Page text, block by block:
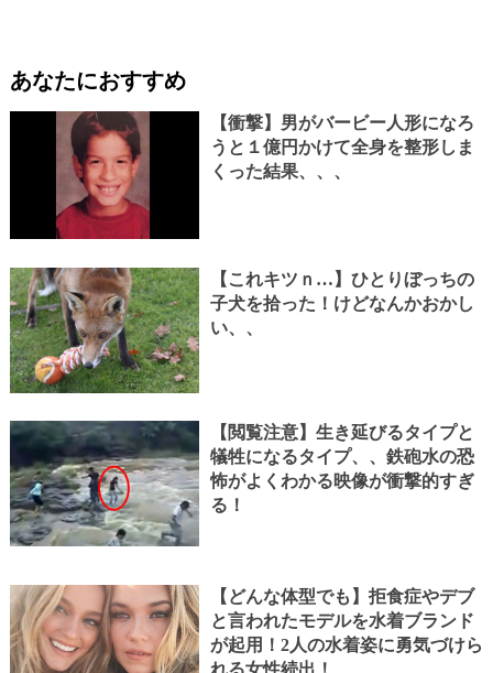
あなたにおすすめ
【衝撃】男がバービー人形になろ
うと１億円かけて全身を整形しま
くった結果、、、
【これキツｎ…】ひとりぼっちの
子犬を拾った！けどなんかおかし
い、、
【閲覧注意】生き延びるタイプと
犠牲になるタイプ、、鉄砲水の恐
怖がよくわかる映像が衝撃的すぎ
る！
【どんな体型でも】拒食症やデブ
と言われたモデルを水着ブランド
が起用！2人の水着姿に勇気づけら
れる女性続出！